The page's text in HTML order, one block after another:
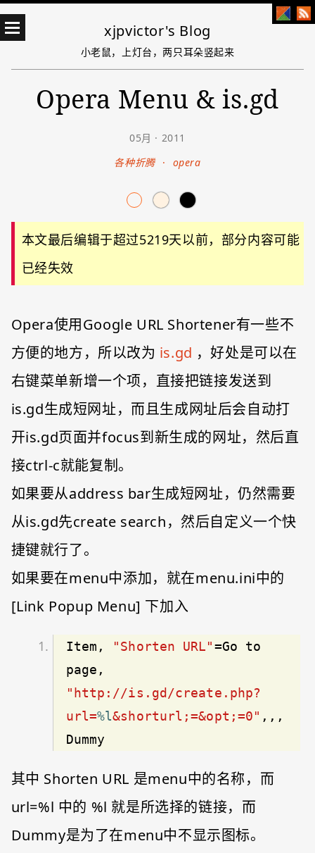
xjpvictor's Blog
小老鼠，上灯台，两只耳朵竖起来
Opera Menu & is.gd
05月 · 2011
各种折腾 · opera
本文最后编辑于超过5219天以前，部分内容可能
已经失效
Opera使用Google URL Shortener有一些不
方便的地方，所以改为 is.gd ，好处是可以在
右键菜单新增一个项，直接把链接发送到
is.gd生成短网址，而且生成网址后会自动打
开is.gd页面并focus到新生成的网址，然后直
接ctrl-c就能复制。
如果要从address bar生成短网址，仍然需要
从is.gd先create search，然后自定义一个快
捷键就行了。
如果要在menu中添加，就在menu.ini中的
[Link Popup Menu] 下加入
Item, "Shorten URL"=Go to
"http://is.gd/create.php?
url=%l&shorturl;=&opt;=0" ,,,
Dummy
其中 Shorten URL 是menu中的名称，而
url=%l 中的 %l 就是所选择的链接，而
Dummy是为了在menu中不显示图标。